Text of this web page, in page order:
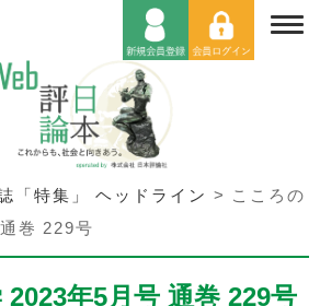
「特集」 ヘッドライン > こころの
巻 229号
年5月号 通巻 229号